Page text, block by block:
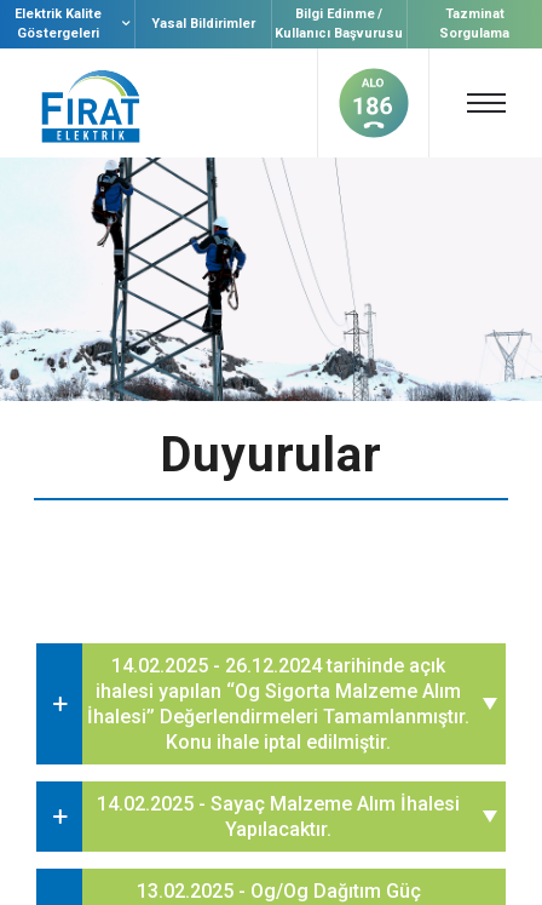
Elektrik Kalite
Göstergeleri
Yasal Bildirimler
Bilgi Edinme /
Kullanıcı Başvurusu
Tazminat
Sorgulama
Duyurular
14.02.2025 - 26.12.2024 tarihinde açık
ihalesi yapılan ‘‘Og Sigorta Malzeme Alım
İhalesi’’ Değerlendirmeleri Tamamlanmıştır.
Konu ihale iptal edilmiştir.
14.02.2025 - Sayaç Malzeme Alım İhalesi
Yapılacaktır.
13.02.2025 - Og/Og Dağıtım Güç